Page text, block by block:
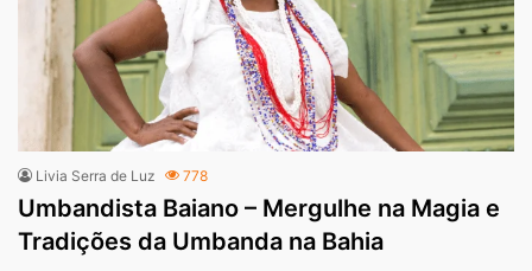
Livia Serra de Luz 778
Umbandista Baiano – Mergulhe na Magia e
Tradições da Umbanda na Bahia